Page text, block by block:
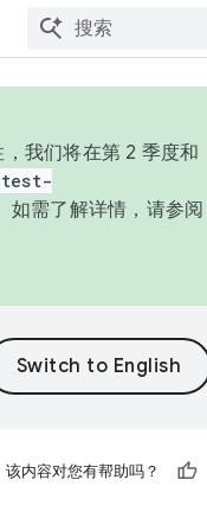
我们将在第 2 季度和
如需了解详情，请参阅
该内容对您有帮助吗？